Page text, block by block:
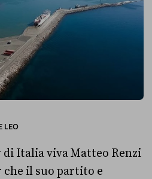
LEO
di Italia viva Matteo Renzi
il suo partito e